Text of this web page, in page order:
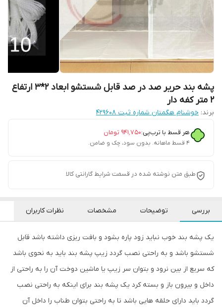
پشه بند حریر صد در صد قابل شستشو ابعاد 2*3 ارتفاع
2 متر کفه دار
برند: خوشنام هگمتان شماره ثبت ۴۲۹۶۰۸
هر قسط با ترب‌پی:۹۴۱٬۷۵۰ تومان
۴ قسط ماهانه. بدون سود، چک و ضامن.
طبق متن نوشته شده در قسمت شرایط گارانتی کالا
بررسی توضیحات مشخصات نظرات کاربران
یک پشه بند خوب نباید زود پاره بشود و بافت ریزی داشته باشد قابل
شستشو باشد و به راحتی نصب گردد زیپ پشه بند باید به نحوی باشد
که سریع از بین نرود و بتوان سر زیپ یا ماشین دوخت آن را به راحتی از
داخل و بیرون باز و بسته کرد یک پشه بند برای اینکه به راحتی نصب
گردد باید دارای حلقه هایی باشد تا به راحتی بتوان طناب را داخل آن